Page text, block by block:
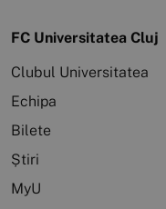
FC Universitatea Cluj
Clubul Universitatea
Echipa
Bilete
Știri
MyU